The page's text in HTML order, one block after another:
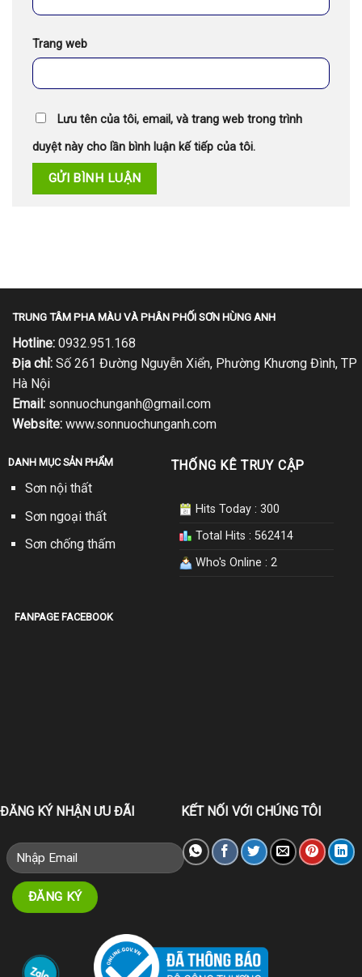
Trang web
Lưu tên của tôi, email, và trang web trong trình
duyệt này cho lần bình luận kế tiếp của tôi.
TRUNG TÂM PHA MÀU VÀ PHÂN PHỐI SƠN HÙNG ANH
Hotline: 0932.951.168
Địa chỉ: Số 261 Đường Nguyễn Xiển, Phường Khương Đình, TP
Hà Nội
Email: sonnuochunganh@gmail.com
Website: www.sonnuochunganh.com
DANH MỤC SẢN PHẨM
Sơn nội thất
Sơn ngoại thất
Sơn chống thấm
THỐNG KÊ TRUY CẬP
Hits Today : 300
Total Hits : 562414
Who's Online : 2
FANPAGE FACEBOOK
ĐĂNG KÝ NHẬN ƯU ĐÃI KẾT NỐI VỚI CHÚNG TÔI